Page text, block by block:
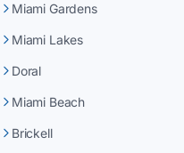
Miami Gardens
Miami Lakes
Doral
Miami Beach
Brickell